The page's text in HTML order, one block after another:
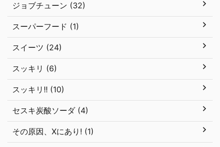
ジョブチューン (32)
スーパーフード (1)
スイーツ (24)
スッキリ (6)
スッキリ!! (10)
セスキ炭酸ソーダ (4)
その原因、Xにあり! (1)